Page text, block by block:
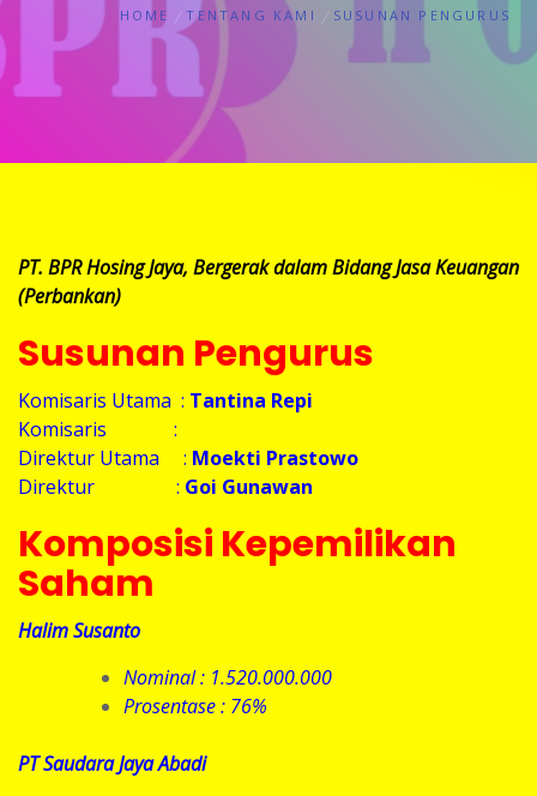
HOME TENTANG KAMI SUSUNAN PENGURUS
PT. BPR Hosing Jaya, Bergerak dalam Bidang Jasa Keuangan
(Perbankan)
Susunan Pengurus
Komisaris Utama : Tantina Repi
Komisaris :
Direktur Utama : Moekti Prastowo
Direktur : Goi Gunawan
Komposisi Kepemilikan
Saham
Halim Susanto
Nominal : 1.520.000.000
Prosentase : 76%
PT Saudara Jaya Abadi